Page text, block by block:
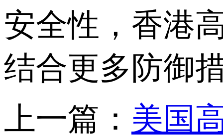
安全性，香港
结合更多防御
上一篇： 美国